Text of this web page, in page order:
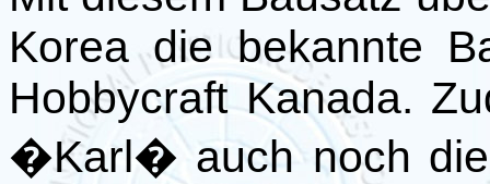
Korea die bekannte
Hobbycraft Kanada.
�Karl� auch noch die